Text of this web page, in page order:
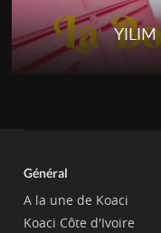
YILIM
Général
A la une de Koaci
Koaci Côte d'Ivoire